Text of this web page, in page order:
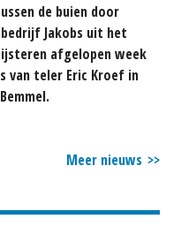
de buien door
Jakobs uit het
afgelopen week
van teler Eric Kroef in
Meer nieuws